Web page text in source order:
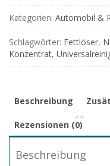
Kategorien: Automobil &
Schlagwörter: Fettlöser,
Konzentrat,
Beschreibung
Rezensionen (0)
Beschreibung